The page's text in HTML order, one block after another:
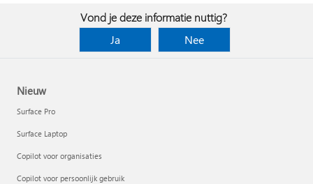
Vond je deze informatie nuttig?
Ja
Nee
Nieuw
Surface Pro
Surface Laptop
Copilot voor organisaties
Copilot voor persoonlijk gebruik